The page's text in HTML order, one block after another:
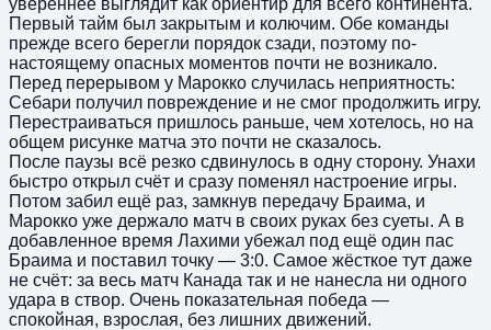
Первый тайм был закрытым и колючим. Обе команды
прежде всего берегли порядок сзади, поэтому по-
настоящему опасных моментов почти не возникало.
Перед перерывом у Марокко случилась неприятность:
Себари получил повреждение и не смог продолжить игру.
Перестраиваться пришлось раньше, чем хотелось, но на
общем рисунке матча это почти не сказалось.
После паузы всё резко сдвинулось в одну сторону. Унахи
быстро открыл счёт и сразу поменял настроение игры.
Потом забил ещё раз, замкнув передачу Браима, и
Марокко уже держало матч в своих руках без суеты. А в
добавленное время Лахими убежал под ещё один пас
Браима и поставил точку — 3:0. Самое жёсткое тут даже
не счёт: за весь матч Канада так и не нанесла ни одного
удара в створ. Очень показательная победа —
спокойная, взрослая, без лишних движений.